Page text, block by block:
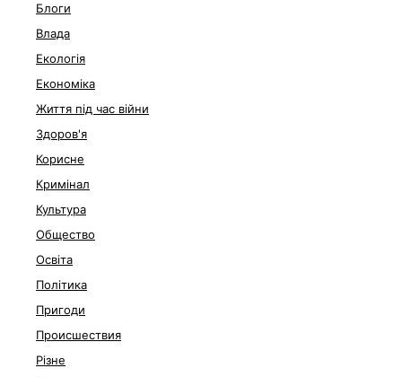
Блоги
Влада
Екологія
Економіка
Життя під час війни
Здоров'я
Корисне
Кримінал
Культура
Общество
Освіта
Політика
Пригоди
Происшествия
Різне